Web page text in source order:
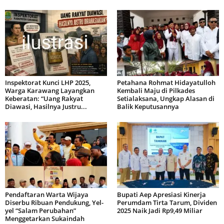
Inspektorat Kunci LHP 2025,
Warga Karawang Layangkan
Keberatan: “Uang Rakyat
Diawasi, Hasilnya Justru...
Petahana Rohmat Hidayatulloh
Kembali Maju di Pilkades
Setialaksana, Ungkap Alasan di
Balik Keputusannya
Pendaftaran Warta Wijaya
Diserbu Ribuan Pendukung, Yel-
yel “Salam Perubahan”
Menggetarkan Sukaindah
Bupati Aep Apresiasi Kinerja
Perumdam Tirta Tarum, Dividen
2025 Naik Jadi Rp9,49 Miliar